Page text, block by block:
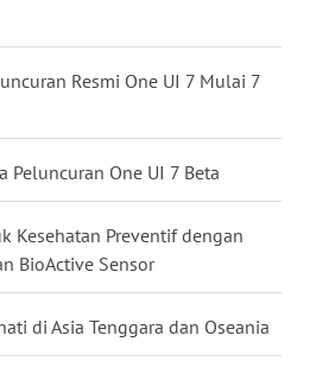
Resmi One UI 7 Mulai 7
Peluncuran One UI 7 Beta
Kesehatan Preventif dengan
BioActive Sensor
di Asia Tenggara dan Oseania